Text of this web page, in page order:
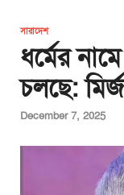
সারাদেশ
ধর্মের
চলছে:
December 7, 2025